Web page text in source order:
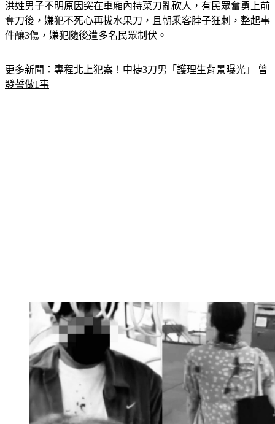
台中捷運今（21）日上午11時20分驚傳隨機砍人案，一名19歲
洪姓男子不明原因突在車廂內持菜刀亂砍人，有民眾奮勇上前
奪刀後，嫌犯不死心再拔水果刀，且朝乘客脖子狂刺，整起事
更多新聞：